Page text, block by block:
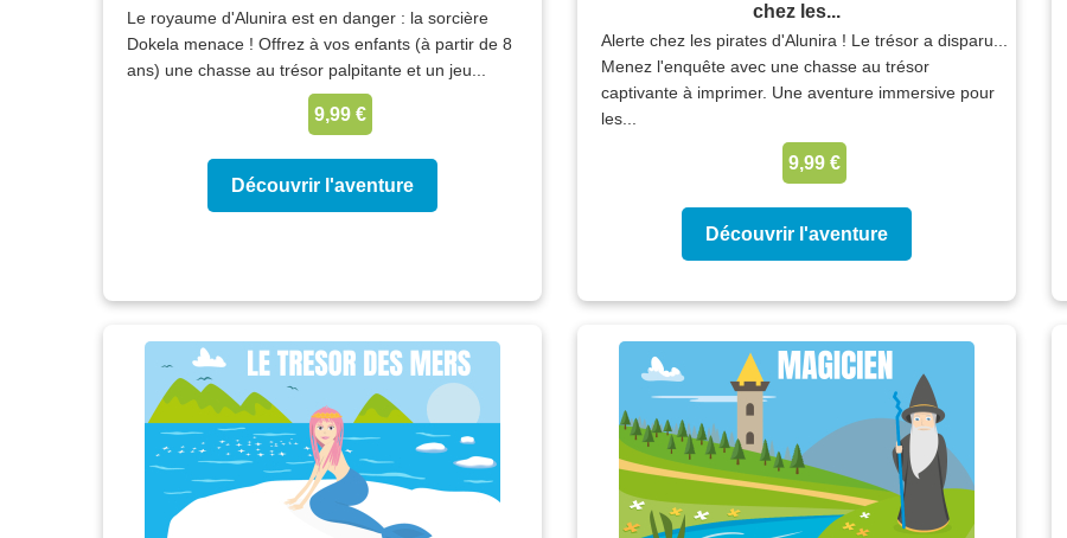
Le royaume d'Alunira est en danger : la sorcière
Dokela menace ! Offrez à vos enfants (à partir de 8
ans) une chasse au trésor palpitante et un jeu...
9,99 €
Découvrir l'aventure
chez les...
Alerte chez les pirates d'Alunira ! Le trésor a disparu...
Menez l'enquête avec une chasse au trésor
captivante à imprimer. Une aventure immersive pour
les...
9,99 €
Découvrir l'aventure